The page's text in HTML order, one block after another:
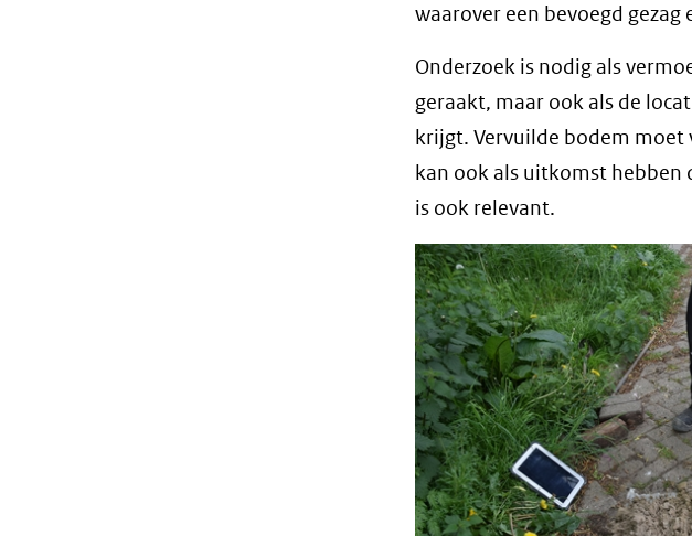
waarover een bevoegd
Onderzoek is nodig als
geraakt, maar ook als de
krijgt. Vervuilde bodem moet
kan ook als uitkomst
is ook relevant.